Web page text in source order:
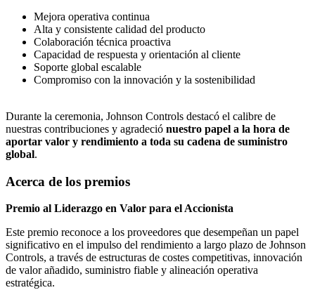
Mejora operativa continua
Alta y consistente calidad del producto
Colaboración técnica proactiva
Capacidad de respuesta y orientación al cliente
Soporte global escalable
Compromiso con la innovación y la sostenibilidad
Durante la ceremonia, Johnson Controls destacó el calibre de
nuestras contribuciones y agradeció nuestro papel a la hora de
aportar valor y rendimiento a toda su cadena de suministro
global.
Acerca de los premios
Premio al Liderazgo en Valor para el Accionista
Este premio reconoce a los proveedores que desempeñan un papel
significativo en el impulso del rendimiento a largo plazo de Johnson
Controls, a través de estructuras de costes competitivas, innovación
de valor añadido, suministro fiable y alineación operativa
estratégica.